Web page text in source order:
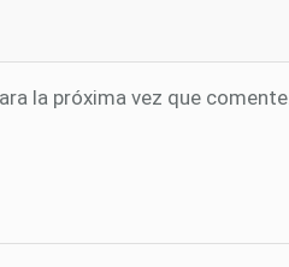
la próxima vez que comente.